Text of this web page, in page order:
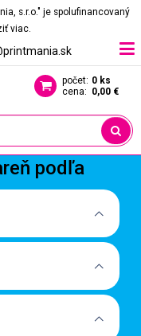
s.r.o." je spolufinancovaný
viac.
počet: 0 ks
cena: 0,00 €
podľa